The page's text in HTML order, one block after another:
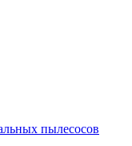
пылесосов